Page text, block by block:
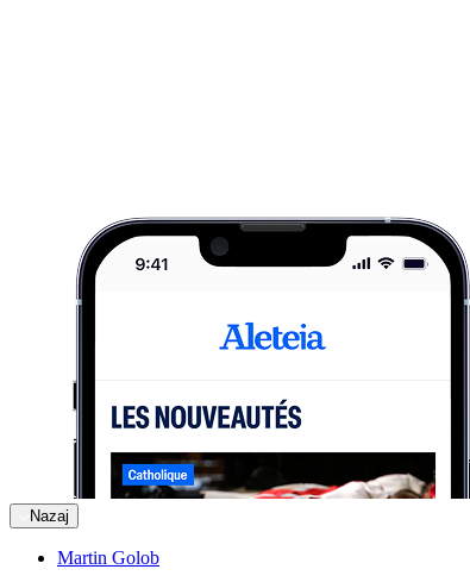
Nazaj
Martin Golob